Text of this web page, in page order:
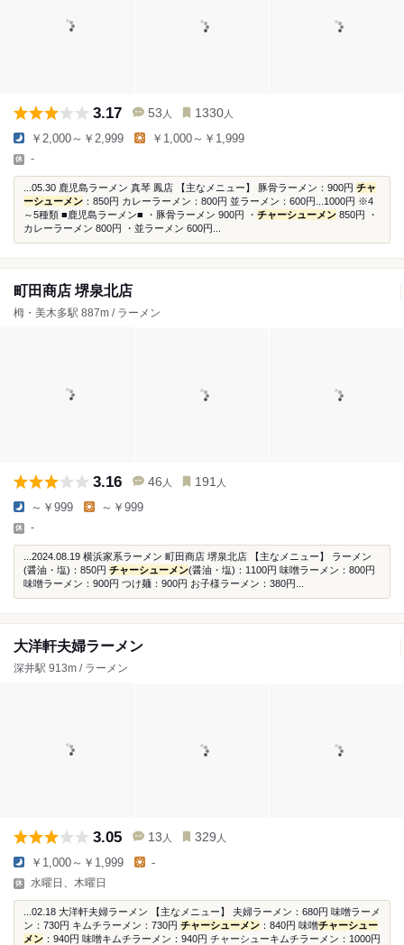
3.17 53 人 1330 人
￥2,000～￥2,999 ￥1,000～￥1,999
-
...05.30 鹿児島ラーメン 真琴 鳳店 【主なメニュー】 豚骨ラーメン：900円 チャ
ーシューメン ：850円 カレーラーメン：800円 並ラーメン：600円...1000円 ※4
～5種類 ■鹿児島ラーメン■ ・豚骨ラーメン 900円 ・ チャーシューメン 850円 ・
カレーラーメン 800円 ・並ラーメン 600円...
町田商店 堺泉北店
栂・美木多駅 887m / ラーメン
3.16 46 人 191 人
～￥999 ～￥999
-
...2024.08.19 横浜家系ラーメン 町田商店 堺泉北店 【主なメニュー】 ラーメン
(醤油・塩)：850円 チャーシューメン(醤油・塩)：1100円 味噌ラーメン：800円
味噌ラーメン：900円 つけ麺：900円 お子様ラーメン：380円...
大洋軒夫婦ラーメン
深井駅 913m / ラーメン
3.05 13 人 329 人
￥1,000～￥1,999 -
水曜日、木曜日
...02.18 大洋軒夫婦ラーメン 【主なメニュー】 夫婦ラーメン：680円 味噌ラーメ
ン：730円 キムチラーメン：730円 チャーシューメン ：840円 味噌チャーシュー
メン ：940円 味噌キムチラーメン：940円 チャーシューキムチラーメン：1000円